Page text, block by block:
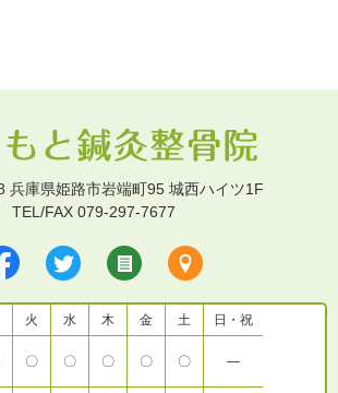
兵庫県姫路市岩端町95 城西ハイツ1F
TEL/FAX 079-297-7677
火 水 木 金 土 日・祝
〇 〇 〇 〇 〇 ―